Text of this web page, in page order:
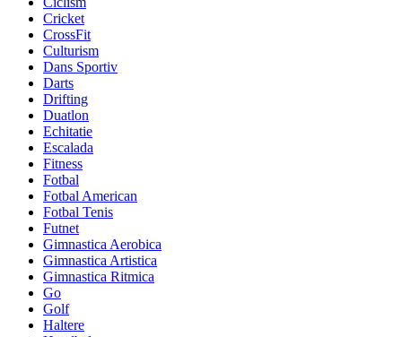
Cricket
CrossFit
Culturism
Dans Sportiv
Darts
Drifting
Duatlon
Echitatie
Escalada
Fitness
Fotbal
Fotbal American
Fotbal Tenis
Futnet
Gimnastica Aerobica
Gimnastica Artistica
Gimnastica Ritmica
Go
Golf
Haltere